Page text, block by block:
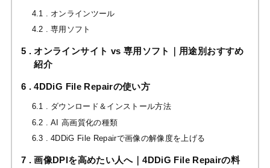
4.1
オンラインツール
4.2
専用ソフト
5
オンラインサイト vs 専用ソフト｜用途別おすすめ
紹介
6 4DDiG File Repairの使い方
6.1
ダウンロード＆インストール方法
6.2
AI 高画質化の種類
6.3
4DDiG File Repairで画像の解像度を上げる
7
画像DPIを高めたい人へ｜4DDiG File Repairの料